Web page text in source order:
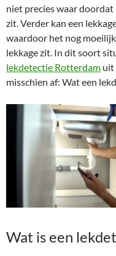
niet precies waar
zit. Verder kan een
waardoor het nog
lekkage zit. In dit soort
lekdetectie Rotterdam uit
misschien af: Wat een
Wat is een